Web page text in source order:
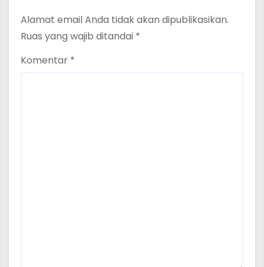
Alamat email Anda tidak akan dipublikasikan.
Ruas yang wajib ditandai *
Komentar *